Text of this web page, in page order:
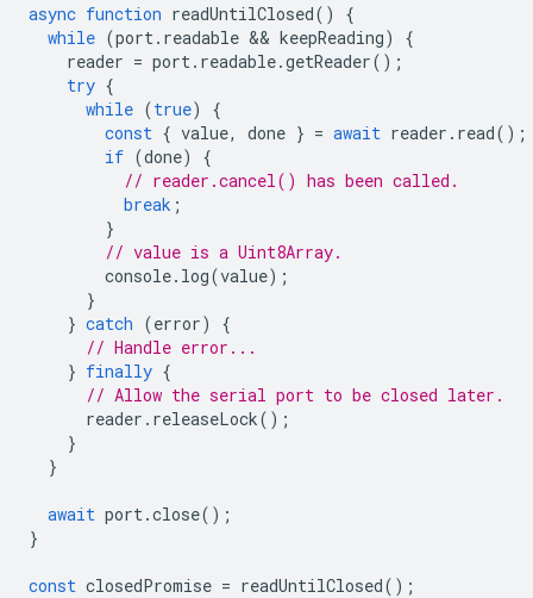
async function readUntilClosed()
{
while (port. readable && keepReading)
{
reader = port. readable.getReader();
try {
while (true)
{
const { value, done } = await reader . read();
if (done)
{
// reader.cancel() has been called.
break ;
}
// value is a Uint8Array.
console. log(value);
}
} catch (error)
{
// Handle error...
} finally {
// Allow the serial port to be closed later.
reader . releaseLock();
}
}
await port.close();
}
const closedPromise = readUntilClosed();